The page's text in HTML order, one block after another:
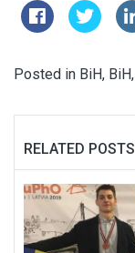
Posted in BiH, BiH,
RELATED POSTS